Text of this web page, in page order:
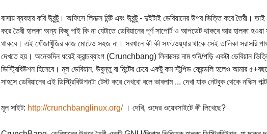
বাসায় ব্যবহার করি উবুন্টু। অফিসে লিনাক্স মিন্ট এবং উবুন্টু - দুইটাই ডেবিয়ানের উপর ভিত্তি করে তৈরী।
করে তৈরী হালকা অন্য কিছু পাই কি না যেটাতে ডেবিয়ানের পূর্ণ সাপোর্ট ও আপডেট থাকবে আর হালকা
থাকবে। এই খোঁজাখুঁজির কাজ মোটেও সহজ না। সবখানে কী কী সফটওয়্যার থাকে সেই তালিকা সরাসরি
দেখতে হয়। অনেকদিন ধরেই ক্রান্চব্যাংগ (Crunchbang) লিনাক্সের নাম শুনি/পড়ি একটা ডেবিয়ান
ডিস্ট্রিবিউশন হিসেবে। মূল ডেবিয়ান, উবুন্তু বা মিন্টের চেয়ে একটু কম স্টুপিড ফ্রেন্ডলি হলেও আমার
সাহসে ডেবিয়ানের এই ডিস্ট্রিবিউশনটা টেস্ট করে দেখবো বলে ভাবলাম ... দেখা যাক নেটবুক থেকে নপিক্স
মূল সাইট: http://crunchbanglinux.org/। দেখি, ওদের ওয়েবসাইটে কী লিখেছে?